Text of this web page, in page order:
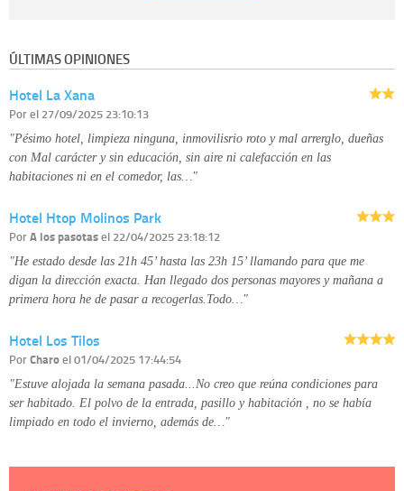
Derechos:tiene derecho a saber qué información tenemos sobre usted,
disponible en nuestra página web.
Información complementaria:
ÚLTIMAS OPINIONES
Hotel La Xana
Porel 27/09/2025 23:10:13
"Pésimo hotel, limpieza ninguna, inmovilisrio roto y mal arrerglo, dueñas
con Mal carácter y sin educación, sin aire ni calefacción en las
habitaciones ni en el comedor, las…"
Hotel Htop Molinos Park
PorA los pasotasel 22/04/2025 23:18:12
"He estado desde las 21h 45’ hasta las 23h 15’ llamando para que me
digan la dirección exacta. Han llegado dos personas mayores y mañana a
primera hora he de pasar a recogerlas.Todo…"
Hotel Los Tilos
PorCharoel 01/04/2025 17:44:54
"Estuve alojada la semana pasada...No creo que reúna condiciones para
ser habitado. El polvo de la entrada, pasillo y habitación , no se había
limpiado en todo el invierno, además de…"